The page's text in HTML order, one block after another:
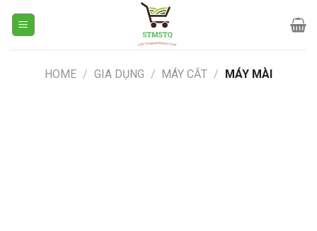
HOME / GIA DỤNG / MÁY CẮT / MÁY MÀI